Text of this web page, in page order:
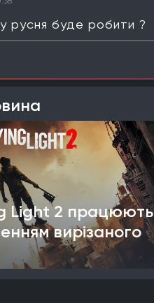
русня буде робити ?
Light 2 працюють
вирізаного